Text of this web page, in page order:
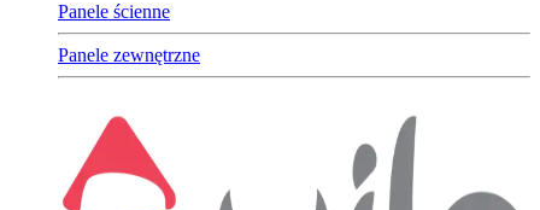
Panele ścienne
Panele zewnętrzne